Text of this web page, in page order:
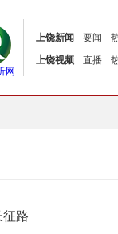
网
上饶新闻 要闻
上饶视频
直播
路